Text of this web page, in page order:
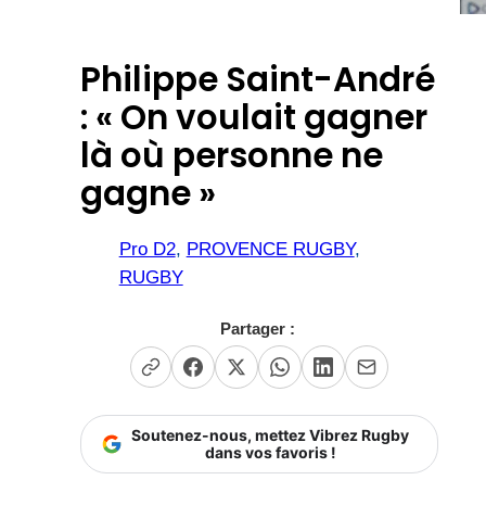
Philippe Saint-André
: « On voulait gagner
là où personne ne
gagne »
Pro D2, PROVENCE RUGBY
RUGBY
Partager :
Soutenez-nous, mettez Vibrez Rugby
dans vos favoris !